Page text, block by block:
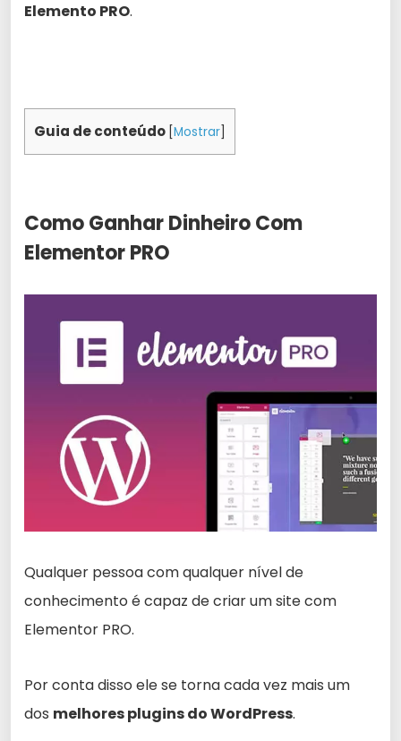
Elemento PRO.
Guia de conteúdo Mostrar
Como Ganhar Dinheiro Com
Elementor PRO
Qualquer pessoa com qualquer nível de
conhecimento é capaz de criar um site com
Elementor PRO.
Por conta disso ele se torna cada vez mais um
dos melhores plugins do WordPress.